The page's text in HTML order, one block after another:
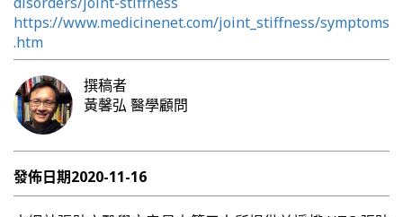
https://www.medicinenet.com/joint_stiffness/symptoms
.htm
撰稿者
黃馨弘 醫學顧問
發佈日期2020-11-16